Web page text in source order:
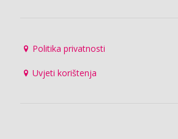
Politika privatnosti
Uvjeti korištenja